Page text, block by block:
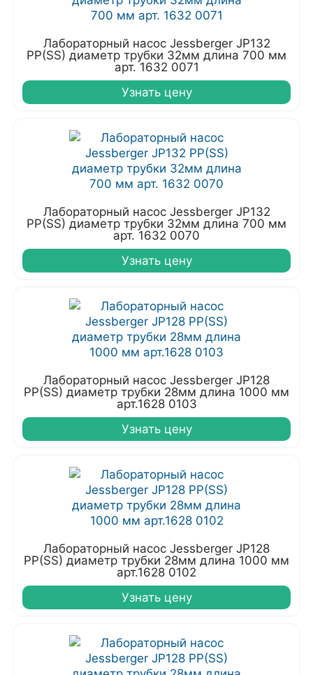
Лабораторный насос Jessberger JP132
PP(SS) диаметр трубки 32мм длина 700 мм
арт. 1632 0071
Узнать цену
Лабораторный насос Jessberger JP132
PP(SS) диаметр трубки 32мм длина 700 мм
арт. 1632 0070
Узнать цену
Лабораторный насос Jessberger JP128
PP(SS) диаметр трубки 28мм длина 1000 мм
арт.1628 0103
Узнать цену
Лабораторный насос Jessberger JP128
PP(SS) диаметр трубки 28мм длина 1000 мм
арт.1628 0102
Узнать цену